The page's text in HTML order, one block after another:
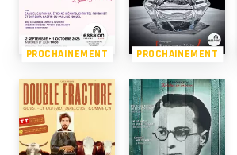
PROCHAINEMENT PROCHAINEMENT